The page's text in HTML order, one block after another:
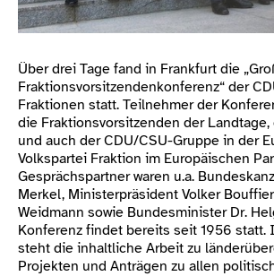
Über drei Tage fand in Frankfurt die
Fraktionsvorsitzendenkonferenz“ der
Fraktionen statt. Teilnehmer der
die Fraktionsvorsitzenden der
und auch der CDU/CSU-Gruppe in der
Volkspartei Fraktion im Europäischen
Gesprächspartner waren u.a.
Merkel, Ministerpräsident Volker
Weidmann sowie Bundesminister Dr.
Konferenz findet bereits seit 1956 statt.
steht die inhaltliche Arbeit zu
Projekten und Anträgen zu allen